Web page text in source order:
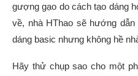
gượng gạo do cách tạo dáng
về, nhà HThao sẽ hướng
dáng basic nhưng không hề
Hãy thử chụp sao cho một